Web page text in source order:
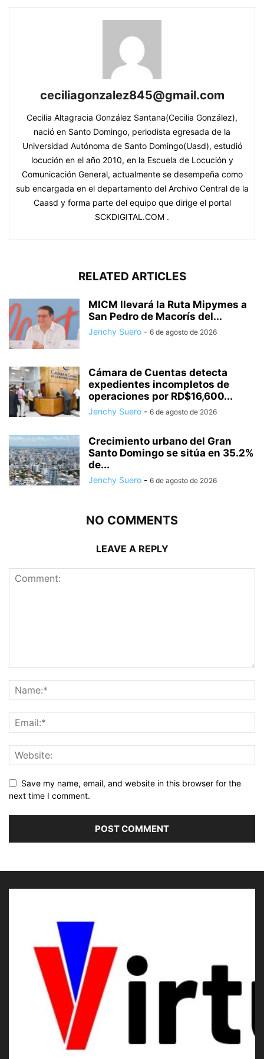
ceciliagonzalez845@gmail.com
Cecilia Altagracia González Santana(Cecilia González),
nació en Santo Domingo, periodista egresada de la
Universidad Autónoma de Santo Domingo(Uasd), estudió
locución en el año 2010, en la Escuela de Locución y
Comunicación General, actualmente se desempeña como
sub encargada en el departamento del Archivo Central de la
Caasd y forma parte del equipo que dirige el portal
SCKDIGITAL.COM .
RELATED ARTICLES
MICM llevará la Ruta Mipymes a
San Pedro de Macorís del...
Jenchy Suero - 6 de agosto de 2026
Cámara de Cuentas detecta
expedientes incompletos de
operaciones por RD$16,600...
Jenchy Suero - 6 de agosto de 2026
Crecimiento urbano del Gran
Santo Domingo se sitúa en 35.2%
de...
Jenchy Suero - 6 de agosto de 2026
NO COMMENTS
LEAVE A REPLY
Save my name, email, and website in this browser for the
next time I comment.